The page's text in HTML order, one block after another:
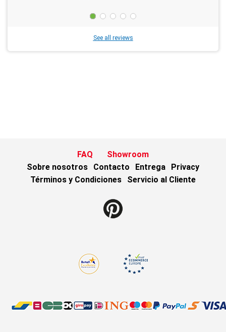
See all reviews
FAQ
Showroom
Sobre nosotros
Contacto Entrega
Privacy
Términos y Condiciones
Servicio al Cliente